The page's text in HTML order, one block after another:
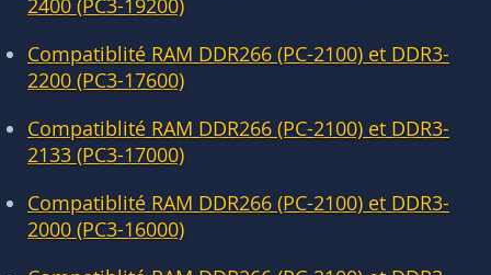
2400 (PC3-19200)
Compatiblité RAM DDR266 (PC-2100) et DDR3-
2200 (PC3-17600)
Compatiblité RAM DDR266 (PC-2100) et DDR3-
2133 (PC3-17000)
Compatiblité RAM DDR266 (PC-2100) et DDR3-
2000 (PC3-16000)